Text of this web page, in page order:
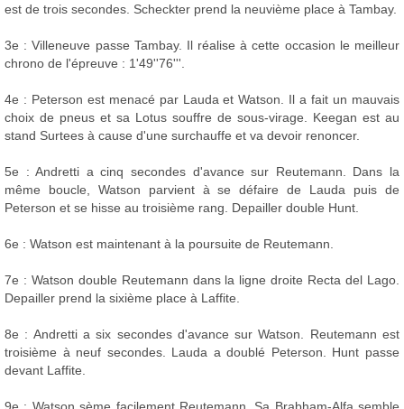
est de trois secondes. Scheckter prend la neuvième place à Tambay.
3e : Villeneuve passe Tambay. Il réalise à cette occasion le meilleur
chrono de l'épreuve : 1'49''76'''.
4e : Peterson est menacé par Lauda et Watson. Il a fait un mauvais
choix de pneus et sa Lotus souffre de sous-virage. Keegan est au
stand Surtees à cause d'une surchauffe et va devoir renoncer.
5e : Andretti a cinq secondes d'avance sur Reutemann. Dans la
même boucle, Watson parvient à se défaire de Lauda puis de
Peterson et se hisse au troisième rang. Depailler double Hunt.
6e : Watson est maintenant à la poursuite de Reutemann.
7e : Watson double Reutemann dans la ligne droite Recta del Lago.
Depailler prend la sixième place à Laffite.
8e : Andretti a six secondes d'avance sur Watson. Reutemann est
troisième à neuf secondes. Lauda a doublé Peterson. Hunt passe
devant Laffite.